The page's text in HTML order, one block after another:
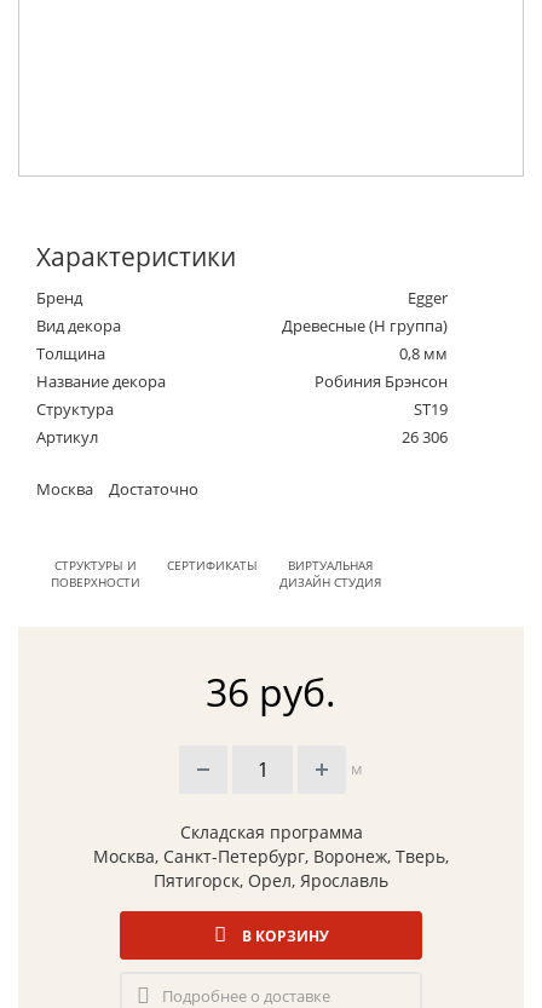
Характеристики
Бренд
Egger
Вид декора
Древесные (Н группа)
Толщина
0,8 мм
Название декора
Робиния Брэнсон
Структура
ST19
Артикул
26 306
Москва Достаточно
СТРУКТУРЫ И
ПОВЕРХНОСТИ
СЕРТИФИКАТЫ
ВИРТУАЛЬНАЯ
ДИЗАЙН СТУДИЯ
36 руб.
м
Складская программа
Москва, Санкт-Петербург, Воронеж, Тверь,
Пятигорск, Орел, Ярославль
В КОРЗИНУ
Подробнее о доставке